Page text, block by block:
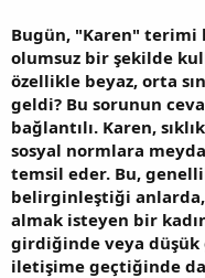
Bugün, "Karen" terimi
olumsuz bir şekilde
özellikle beyaz, orta
geldi? Bu sorunun
bağlantılı. Karen,
sosyal normlara
temsil eder. Bu,
belirginleştiği
almak isteyen bir
girdiğinde veya
iletişime geçtiğinde